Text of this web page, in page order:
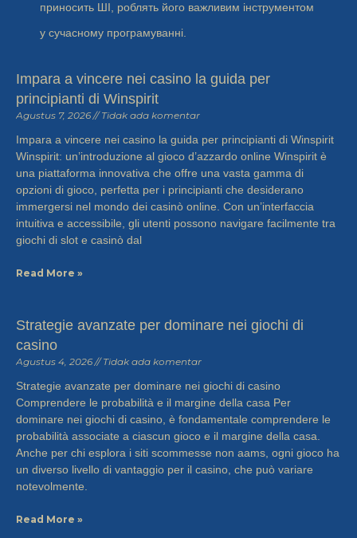
приносить ШІ, роблять його важливим інструментом
у сучасному програмуванні.
Impara a vincere nei casino la guida per
principianti di Winspirit
Agustus 7, 2026 Tidak ada komentar
Impara a vincere nei casino la guida per principianti di Winspirit
Winspirit: un’introduzione al gioco d’azzardo online Winspirit è
una piattaforma innovativa che offre una vasta gamma di
opzioni di gioco, perfetta per i principianti che desiderano
immergersi nel mondo dei casinò online. Con un’interfaccia
intuitiva e accessibile, gli utenti possono navigare facilmente tra
giochi di slot e casinò dal
Read More »
Strategie avanzate per dominare nei giochi di
casino
Agustus 4, 2026 Tidak ada komentar
Strategie avanzate per dominare nei giochi di casino
Comprendere le probabilità e il margine della casa Per
dominare nei giochi di casino, è fondamentale comprendere le
probabilità associate a ciascun gioco e il margine della casa.
Anche per chi esplora i siti scommesse non aams, ogni gioco ha
un diverso livello di vantaggio per il casino, che può variare
notevolmente.
Read More »